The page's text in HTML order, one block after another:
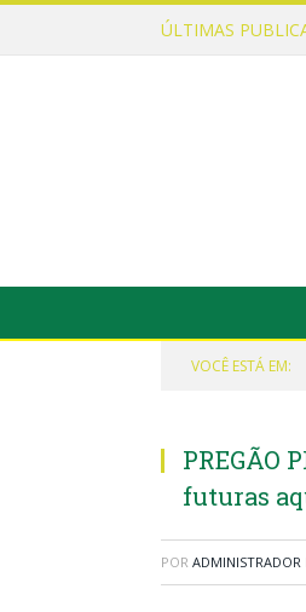
ÚLTIMAS
VOCÊ ESTÁ EM:
PREGÃO
futuras
POR ADMINISTRADOR